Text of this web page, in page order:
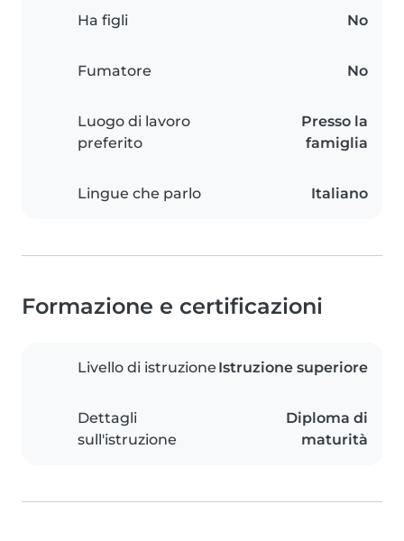
Ha figli No
Fumatore No
Luogo di lavoro
preferito
Presso la
famiglia
Lingue che parlo Italiano
Formazione e certificazioni
Livello di istruzione Istruzione superiore
Dettagli
sull'istruzione
Diploma di
maturità